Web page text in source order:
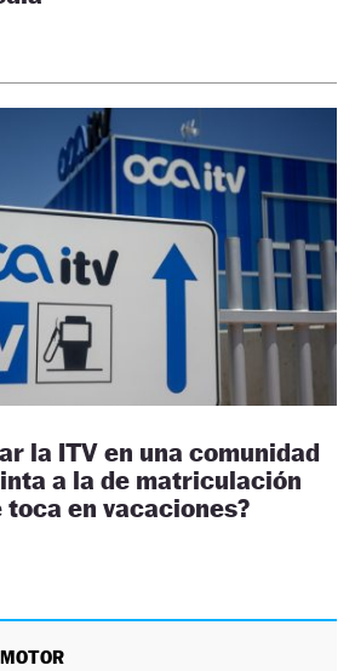
la ITV en una comunidad
a la de matriculación
en vacaciones?
MOTOR